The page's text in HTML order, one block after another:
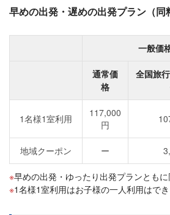
早めの出発・遅めの出発プラン（同
一般価
通常価
格
全国旅
1名様1室利用
117,000
円
地域クーポン ー
早めの出発・ゆったり出発プランとも
1名様1室利用はお子様の一人利用はで